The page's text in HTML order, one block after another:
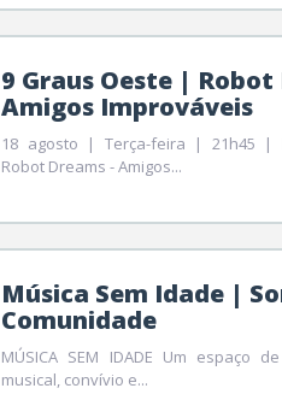
9 Graus Oeste | Robot
Amigos Improváveis
18 agosto | Terça-feira | 21h45 |
Robot Dreams - Amigos...
Música Sem Idade |
Comunidade
MÚSICA SEM IDADE Um espaço
musical, convívio e...